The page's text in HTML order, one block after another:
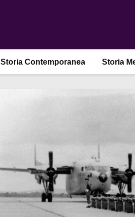
Storia Contemporanea Storia